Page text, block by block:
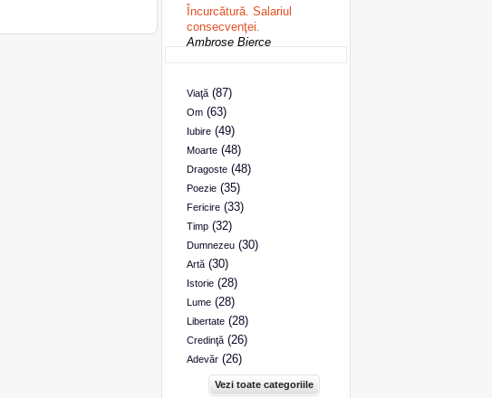
Încurcătură. Salariul
consecvenţei.
Ambrose Bierce
Viaţă(87)
Om(63)
Iubire(49)
Moarte(48)
Dragoste(48)
Poezie(35)
Fericire(33)
Timp(32)
Dumnezeu(30)
Artă(30)
Istorie(28)
Lume(28)
Libertate(28)
Credinţă(26)
Adevăr(26)
Vezi toate categoriile